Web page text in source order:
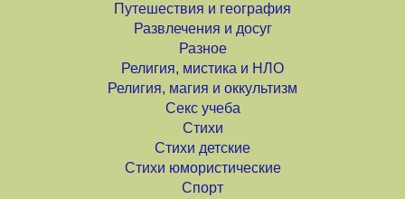
Путешествия и география
Развлечения и досуг
Разное
Религия, мистика и НЛО
Религия, магия и оккультизм
Секс учеба
Стихи
Стихи детские
Стихи юмористические
Спорт